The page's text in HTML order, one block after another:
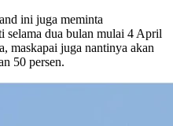
ini juga meminta
selama dua bulan mulai 4 April
maskapai juga nantinya akan
50 persen.